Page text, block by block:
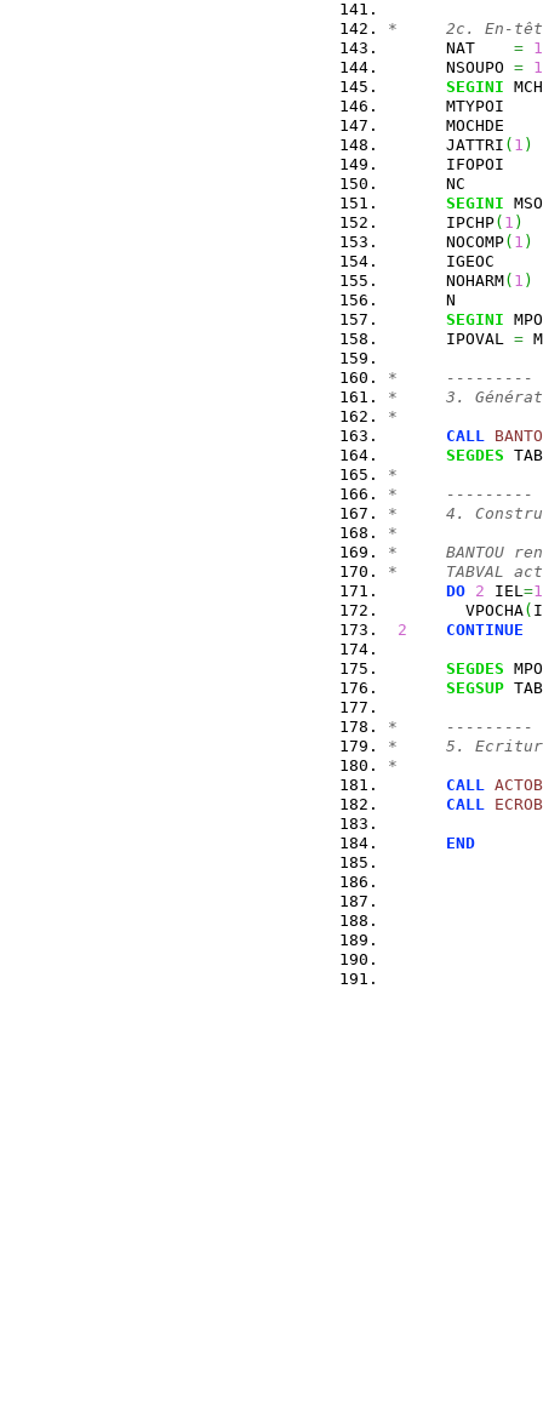
*     2c. En-tête
      NAT
= 1
      NSOUPO
= 1
SEGINI
      MTYPOI
      MOCHDE
      JATTRI
( 1 )
      IFOPOI
      NC
SEGINI
      IPCHP
( 1 )
      NOCOMP
( 1 )
      IGEOC
      NOHARM
( 1 )
      N
SEGINI
      IPOVAL
=
*     ---------
*     3.
*
CALL
SEGDES
*
*     ---------
*     4.
*
*     BANTOU
*     TABVAL
DO 2 IEL =1
        VPOCHA
(
2
CONTINUE
SEGDES
SEGSUP
*     ---------
*     5.
*
CALL
CALL
END